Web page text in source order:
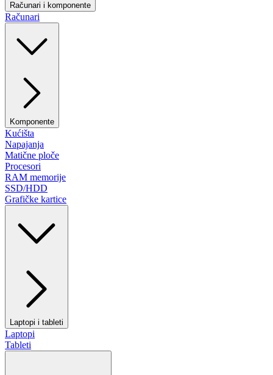
Računari i komponente
Računari
Komponente
Kućišta
Napajanja
Matične ploče
Procesori
RAM memorije
SSD/HDD
Grafičke kartice
Laptopi i tableti
Laptopi
Tableti